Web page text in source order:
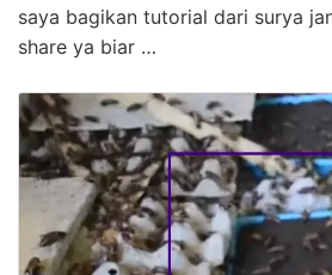
saya bagikan tutorial dari surya
share ya biar …